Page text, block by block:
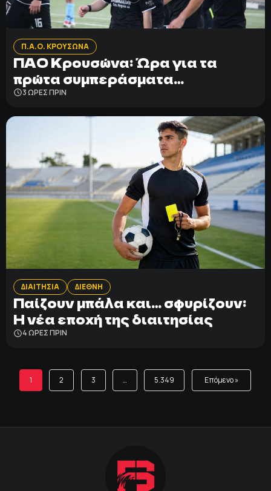
Π.Α.Ο. ΚΡΟΥΣΩΝΑ
ΠΑΟ Κρουσώνα: Ώρα για τα
πρώτα συμπεράσματα…
3 ΩΡΕΣ ΠΡΙΝ
ΔΙΑΙΤΗΣΙΑ ΔΙΕΘΝΗ
Παίζουν μπάλα και… σφυρίζουν:
Η νέα εποχή της διαιτησίας
4 ΩΡΕΣ ΠΡΙΝ
1 2 3 … 5.349 Επόμενο »